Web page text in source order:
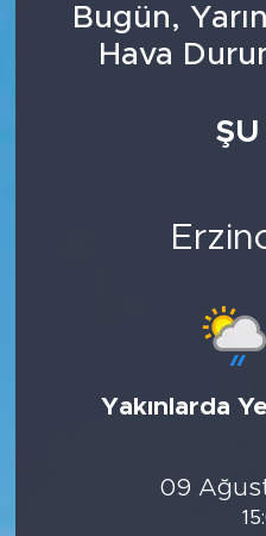
Bugün,
Hava
ŞU
Yakınlarda
09